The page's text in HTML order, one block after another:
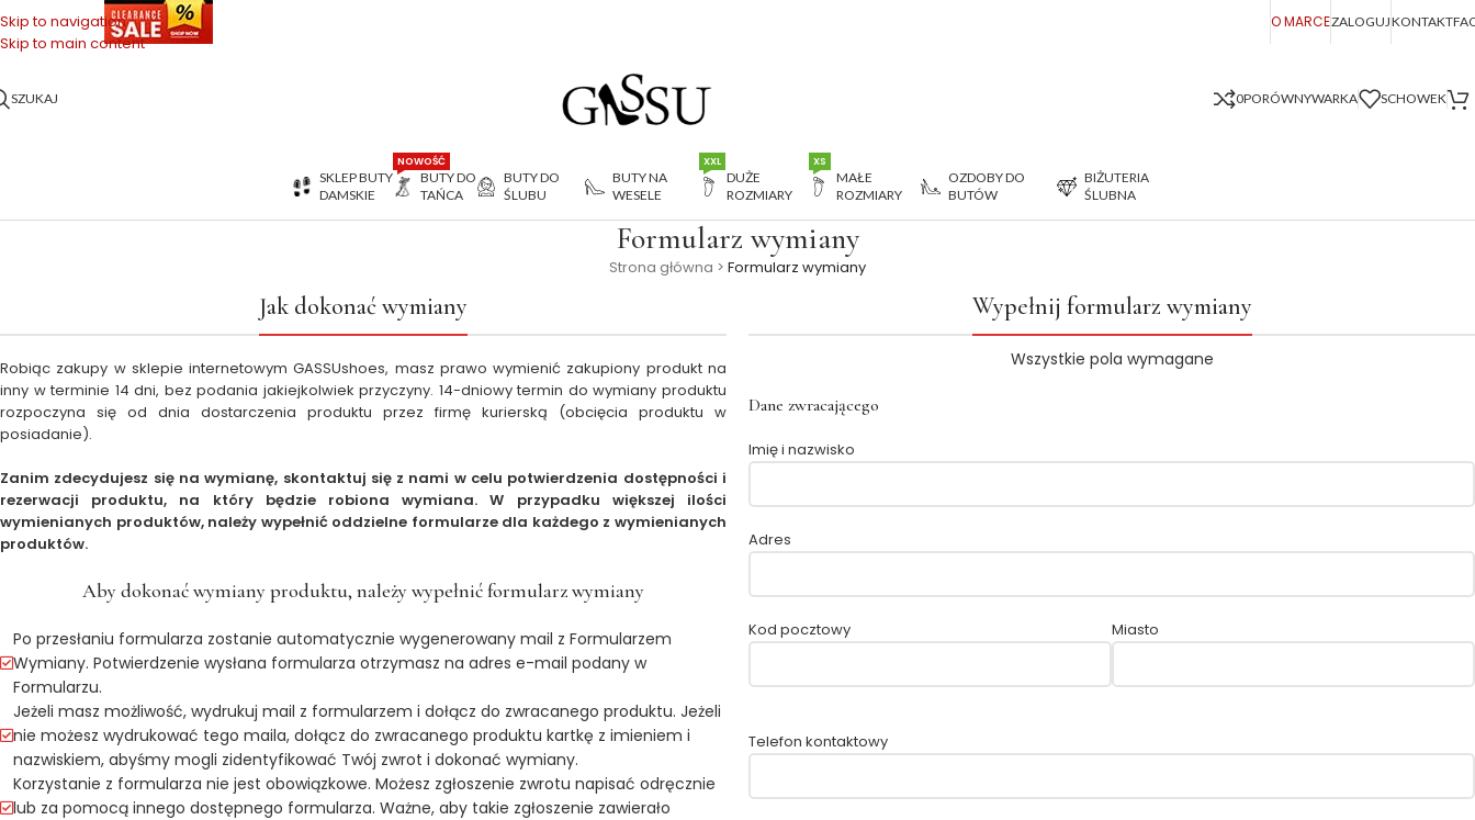
Skip to navigation
Skip to main content
SERII O MARCEZALOGUJKONTAKT
SZUKAJ 0PORÓWNYWARKA SCHOWEK
SKLEP BUTY
DAMSKIE
BUTY DO
TAŃCA
NOWOŚĆ
BUTY DO
ŚLUBU
BUTY NA
WESELE
DUŻE
ROZMIARY
XXL
MAŁE
ROZMIARY
XS
OZDOBY DO
BUTÓW
BIŻUTERIA
ŚLUBNA
Formularz wymiany
Strona główna > Formularz wymiany
Jak dokonać wymiany
Robiąc zakupy w sklepie internetowym GASSUshoes, masz prawo wymienić zakupiony produkt na
inny w terminie 14 dni, bez podania jakiejkolwiek przyczyny. 14-dniowy termin do wymiany produktu
rozpoczyna się od dnia dostarczenia produktu przez firmę kurierską (obcięcia produktu w
posiadanie).
Zanim zdecydujesz się na wymianę, skontaktuj się z nami w celu potwierdzenia dostępności i
rezerwacji produktu, na który będzie robiona wymiana. W przypadku większej ilości
wymienianych produktów, należy wypełnić oddzielne formularze dla każdego z wymienianych
produktów.
Aby dokonać wymiany produktu, należy wypełnić formularz wymiany
Po przesłaniu formularza zostanie automatycznie wygenerowany mail z Formularzem
Wymiany. Potwierdzenie wysłana formularza otrzymasz na adres e-mail podany w
Formularzu.
Jeżeli masz możliwość, wydrukuj mail z formularzem i dołącz do zwracanego produktu. Jeżeli
nie możesz wydrukować tego maila, dołącz do zwracanego produktu kartkę z imieniem i
nazwiskiem, abyśmy mogli zidentyfikować Twój zwrot i dokonać wymiany.
Korzystanie z formularza nie jest obowiązkowe. Możesz zgłoszenie zwrotu napisać odręcznie
lub za pomocą innego dostępnego formularza. Ważne, aby takie zgłoszenie zawierało
Wypełnij formularz wymiany
Wszystkie pola wymagane
Dane zwracającego
Imię i nazwisko
Adres
Kod pocztowy Miasto
Telefon kontaktowy